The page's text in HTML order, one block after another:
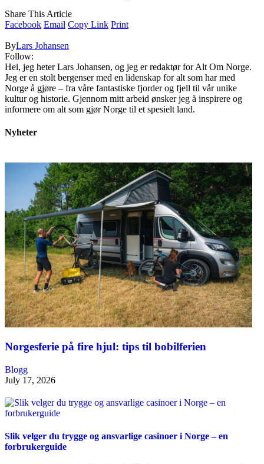
Share This Article
Facebook Email Copy Link Print
ByLars Johansen
Follow:
Hei, jeg heter Lars Johansen, og jeg er redaktør for Alt Om Norge.
Jeg er en stolt bergenser med en lidenskap for alt som har med
Norge å gjøre – fra våre fantastiske fjorder og fjell til vår unike
kultur og historie. Gjennom mitt arbeid ønsker jeg å inspirere og
informere om alt som gjør Norge til et spesielt land.
Nyheter
Norgesferie på fire hjul: tips til bobilferien
Blogg
July 17, 2026
Slik velger du trygge og ansvarlige casinoer i Norge – en
forbrukerguide